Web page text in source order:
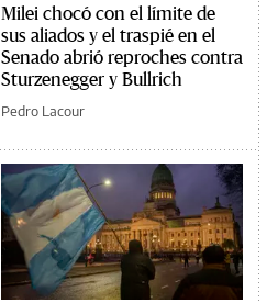
Milei chocó con el límite de
sus aliados y el traspié en el
Senado abrió reproches contra
Sturzenegger y Bullrich
Pedro Lacour